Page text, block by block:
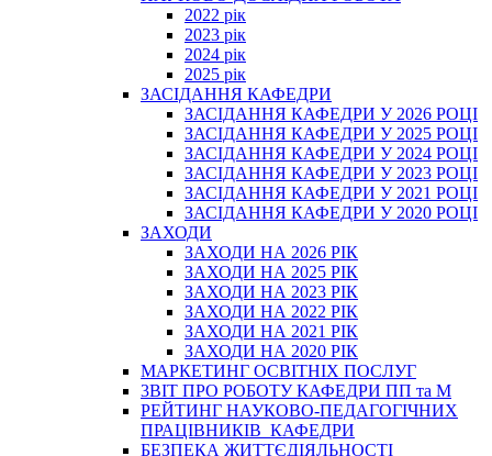
2022 рік
2023 рік
2024 рік
2025 рік
ЗАСІДАННЯ КАФЕДРИ
ЗАСІДАННЯ КАФЕДРИ У 2026 РОЦІ
ЗАСІДАННЯ КАФЕДРИ У 2025 РОЦІ
ЗАСІДАННЯ КАФЕДРИ У 2024 РОЦІ
ЗАСІДАННЯ КАФЕДРИ У 2023 РОЦІ
ЗАСІДАННЯ КАФЕДРИ У 2021 РОЦІ
ЗАСІДАННЯ КАФЕДРИ У 2020 РОЦІ
ЗАХОДИ
ЗАХОДИ НА 2026 РІК
ЗАХОДИ НА 2025 РІК
ЗАХОДИ НА 2023 РІК
ЗАХОДИ НА 2022 РІК
ЗАХОДИ НА 2021 РІК
ЗАХОДИ НА 2020 РІК
МАРКЕТИНГ ОСВІТНІХ ПОСЛУГ
3BIT ПРО РОБОТУ КАФЕДРИ ПП та М
РЕЙТИНГ НАУКОВО-ПЕДАГОГІЧНИХ
ПРАЦІВНИКІВ КАФЕДРИ
БЕЗПЕКА ЖИТТЄДІЯЛЬНОСТІ